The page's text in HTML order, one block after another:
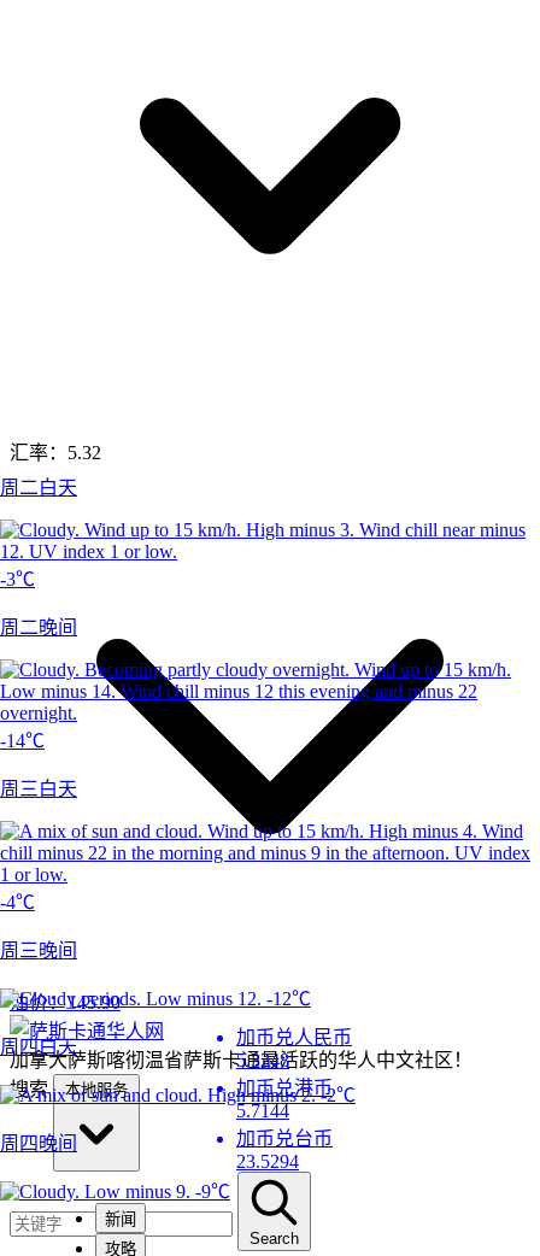
周二白天
-3℃
周二晚间
-14℃
周三白天
-4℃
周三晚间
-12℃
周四白天
-2℃
周四晚间
-9℃
汇率： 5.32
加币兑人民币
5.3248
加币兑港币
5.7144
加币兑台币
23.5294
油价：145.90
加拿大萨斯喀彻温省萨斯卡通最活跃的华人中文社区！
搜索
本地服务
新闻
攻略
Search